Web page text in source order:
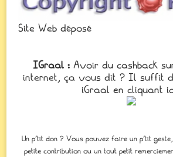
Site Web déposé
IGraal : Avoir du cashback
internet, ça vous dit ? Il suffit
iGraal en cliquant
Un p'tit don ? Vous pouvez faire un p’tit
petite contribution ou un tout petit